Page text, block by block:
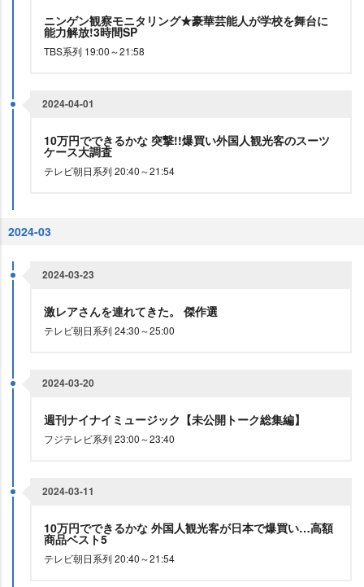
ニンゲン観察モニタリング★豪華芸能人が学校を舞台に
能力解放!3時間SP
TBS系列 19:00～21:58
2024-04-01
10万円でできるかな 突撃!!爆買い外国人観光客のスーツ
ケース大調査
テレビ朝日系列 20:40～21:54
2024-03
2024-03-23
激レアさんを連れてきた。 傑作選
テレビ朝日系列 24:30～25:00
2024-03-20
週刊ナイナイミュージック【未公開トーク総集編】
フジテレビ系列 23:00～23:40
2024-03-11
10万円でできるかな 外国人観光客が日本で爆買い…高額
商品ベスト5
テレビ朝日系列 20:40～21:54